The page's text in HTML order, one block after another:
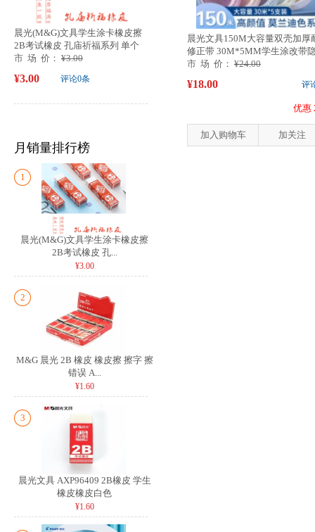
晨光(M&G)文具学生涂卡橡皮擦
2B考试橡皮 孔庙祈福系列 单个
装
市 场 价： ¥3.00
评论0条
¥3.00
月销量排行榜
1
晨光(M&G)文具学生涂卡橡皮擦
2B考试橡皮 孔...
¥3.00
2
M&G 晨光 2B 橡皮 橡皮擦 擦字 擦
错误 A...
¥1.60
3
晨光文具 AXP96409 2B橡皮 学生
橡皮橡皮白色
¥1.60
晨光文具150M大容量双壳加厚
修正带 30M*5MM学生涂改带
形...
市 场 价： ¥24.00
评
¥18.00
优惠
加入购物车 加关注